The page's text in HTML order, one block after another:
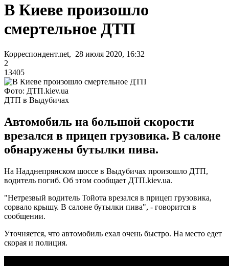
В Киеве произошло
смертельное ДТП
Корреспондент.net, 28 июля 2020, 16:32
2
13405
Фото: ДТП.kiev.ua
ДТП в Выдубичах
Автомобиль на большой скорости
врезался в прицеп грузовика. В салоне
обнаружены бутылки пива.
На Надднепрянском шоссе в Выдубичах произошло ДТП,
водитель погиб. Об этом сообщает ДТП.kiev.ua.
"Нетрезвый водитель Тойота врезался в прицеп грузовика,
сорвало крышу. В салоне бутылки пива", - говорится в
сообщении.
Уточняется, что автомобиль ехал очень быстро. На место едет
скорая и полиция.